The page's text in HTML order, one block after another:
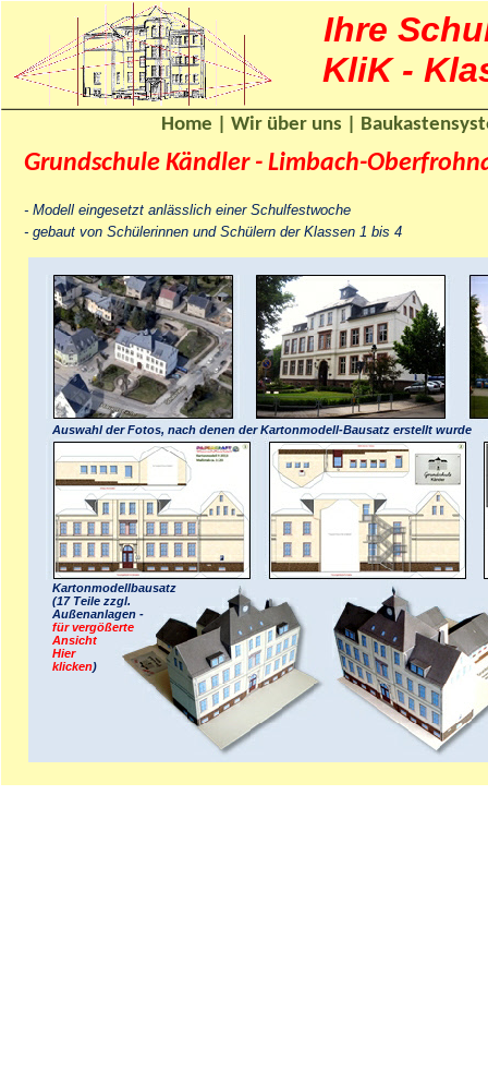
Ihre
KliK -
Grundschule Kändler - Limbach-
- Modell eingesetzt anlässlich einer Schulfestwoche
- gebaut von Schülerinnen und Schülern der Klassen 1 bis 4
Auswahl der Fotos, nach denen der Kartonmodell-Bausatz erstellt wurde
Kartonmodellbausatz
(17 Teile zzgl.
Außenanlagen -
für vergößerte
Ansicht
Hier
klicken)
Home Wir über uns